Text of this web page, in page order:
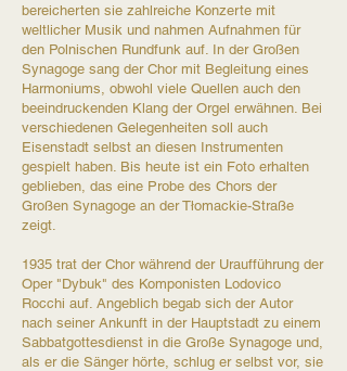
bereicherten sie zahlreiche Konzerte mit
weltlicher Musik und nahmen Aufnahmen für
den Polnischen Rundfunk auf. In der Großen
Synagoge sang der Chor mit Begleitung eines
Harmoniums, obwohl viele Quellen auch den
beeindruckenden Klang der Orgel erwähnen. Bei
verschiedenen Gelegenheiten soll auch
Eisenstadt selbst an diesen Instrumenten
gespielt haben. Bis heute ist ein Foto erhalten
geblieben, das eine Probe des Chors der
Großen Synagoge an der Tłomackie-Straße
zeigt.​
1935 trat der Chor während der Uraufführung der
Oper "Dybuk" des Komponisten Lodovico
Rocchi auf. Angeblich begab sich der Autor
nach seiner Ankunft in der Hauptstadt zu einem
Sabbatgottesdienst in die Große Synagoge und,
als er die Sänger hörte, schlug er selbst vor, sie